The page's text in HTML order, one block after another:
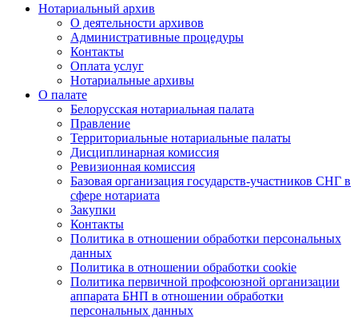
Нотариальный архив
О деятельности архивов
Административные процедуры
Контакты
Оплата услуг
Нотариальные архивы
О палате
Белорусская нотариальная палата
Правление
Территориальные нотариальные палаты
Дисциплинарная комиссия
Ревизионная комиссия
Базовая организация государств-участников СНГ в
сфере нотариата
Закупки
Контакты
Политика в отношении обработки персональных
данных
Политика в отношении обработки cookie
Политика первичной профсоюзной организации
аппарата БНП в отношении обработки
персональных данных